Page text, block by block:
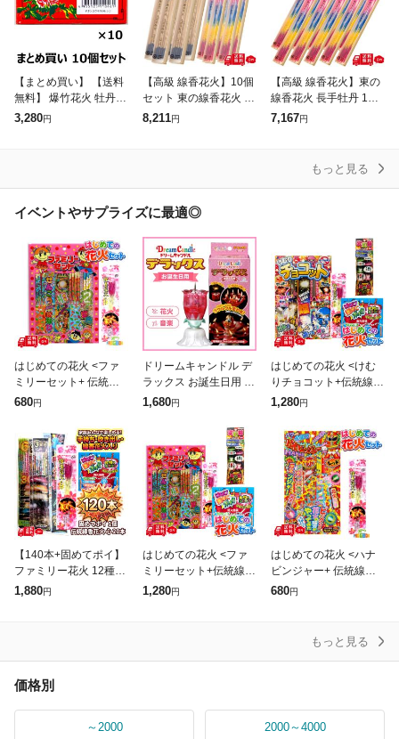
【まとめ買い】 【送料
無料】 爆竹花火 牡丹紅
炮II 20連 No.34322 10
3,280円
【高級 線香花火】10個
セット 東の線香花火 長
手牡丹(5個) × 西の線香
8,211円
【高級 線香花火】東の
線香花火 長手牡丹 10個
セット 筒井時正玩具花
伝統 ギフ
7,167円
もっと見る
イベントやサプライズに最適◎
はじめての花火 <ファ
ミリーセット+ 伝統線
香花火 -心-> お試し 少
火セット 安心 きれい
プレゼ
680円
ドリームキャンドル デ
ラックス お誕生日用 サ
プライズ 花火 曲が流れ
ト パーテ
1,680円
はじめての花火 <けむ
りチョコット+伝統線香
花火 心+回転花火 変幻
サイズ 手持ち花火 安心
きれい プ
1,280円
【140本+固めてポイ】
ファミリー花火 12種12
0本 + 伝統線香花火-心-
1,880円
はじめての花火 <ファ
ミリーセット+伝統線香
花火 心+回転花火 変幻
1,280円
はじめての花火 <ハナ
ビンジャー+ 伝統線香
花火 -心->セット お試
680円
もっと見る
価格別
～2000 2000～4000